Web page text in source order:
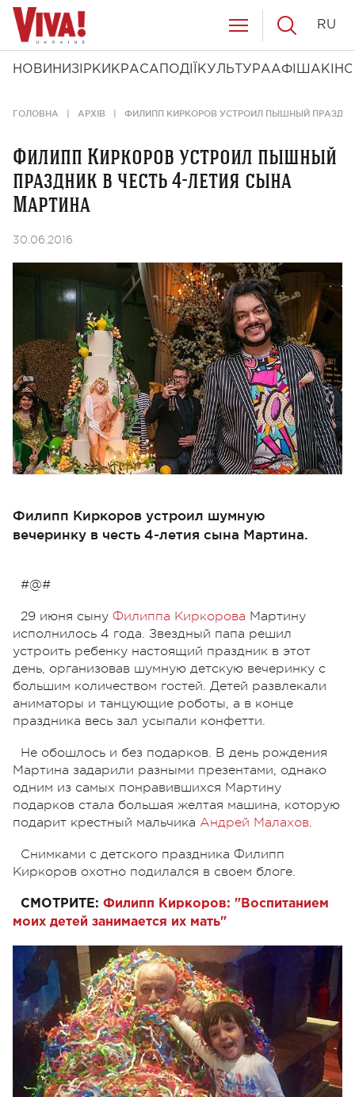
НОВИНИ ЗІРКИ КРАСА ПОДІЇ КУЛЬТУРААФІША КІНО
RU
ГОЛОВНА АРХІВ ФИЛИПП КИРКОРОВ УСТРОИЛ ПЫШНЫЙ
Филипп Киркоров устроил пышный
праздник в честь 4-летия сына
Мартина
30.06.2016
Филипп Киркоров устроил шумную
вечеринку в честь 4-летия сына Мартина.
#@#
29 июня сыну Филиппа Киркорова Мартину
исполнилось 4 года. Звездный папа решил
устроить ребенку настоящий праздник в этот
день, организовав шумную детскую вечеринку с
большим количеством гостей. Детей развлекали
аниматоры и танцующие роботы, а в конце
праздника весь зал усыпали конфетти.
Не обошлось и без подарков. В день рождения
Мартина задарили разными презентами, однако
одним из самых понравившихся Мартину
подарков стала большая желтая машина, которую
подарит крестный мальчика Андрей Малахов.
Снимками с детского праздника Филипп
Киркоров охотно подилался в своем блоге.
СМОТРИТЕ: Филипп Киркоров: "Воспитанием
моих детей занимается их мать"